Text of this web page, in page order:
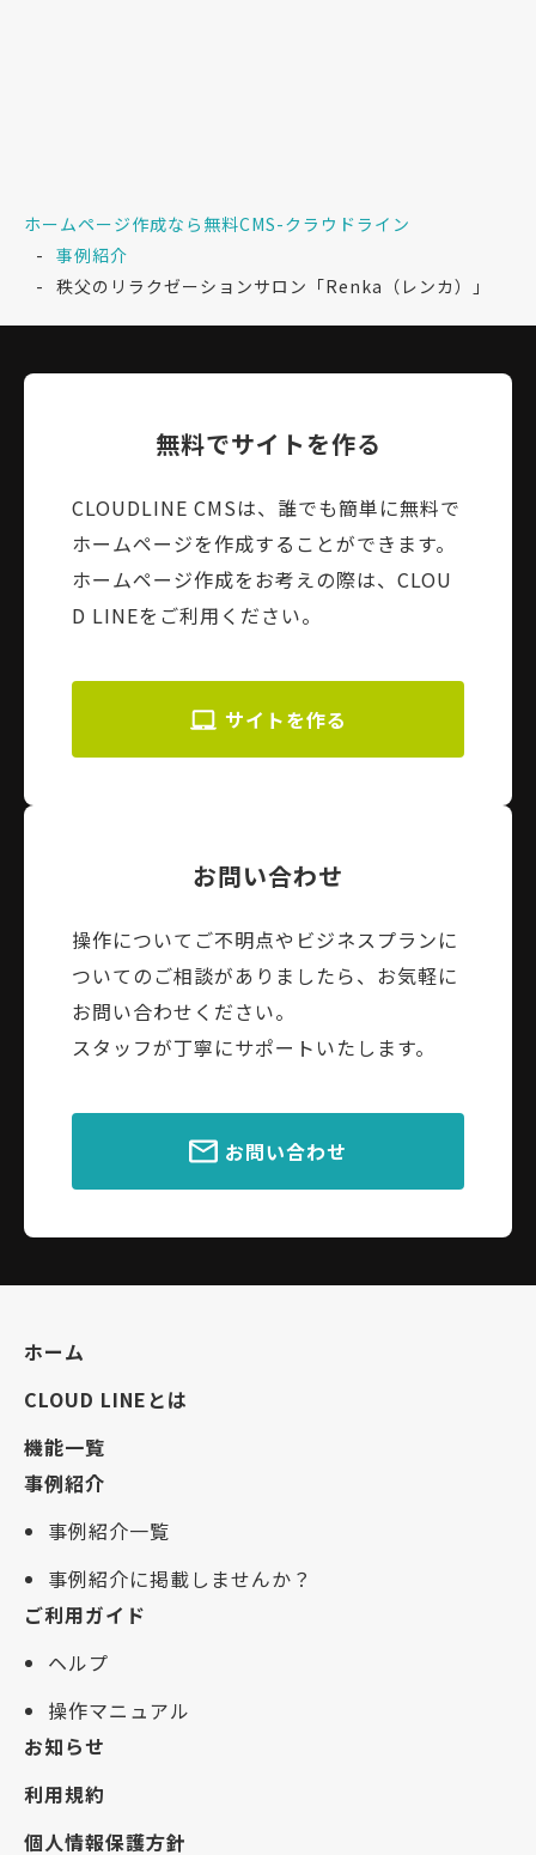
ホームページ作成なら無料CMS-クラウドライン
事例紹介
秩父のリラクゼーションサロン「Renka（レンカ）」
無料でサイトを作る
CLOUDLINE CMSは、誰でも簡単に無料で
ホームページを作成することができます。
ホームページ作成をお考えの際は、CLOU
D LINEをご利用ください。
サイトを作る
お問い合わせ
操作についてご不明点やビジネスプランに
ついてのご相談がありましたら、お気軽に
お問い合わせください。
スタッフが丁寧にサポートいたします。
お問い合わせ
ホーム
CLOUD LINEとは
機能一覧
事例紹介
事例紹介一覧
事例紹介に掲載しませんか？
ご利用ガイド
ヘルプ
操作マニュアル
お知らせ
利用規約
個人情報保護方針